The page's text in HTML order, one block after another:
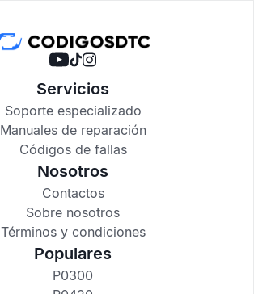
Servicios
Soporte especializado
Manuales de reparación
Códigos de fallas
Nosotros
Contactos
Sobre nosotros
Términos y condiciones
Populares
P0300